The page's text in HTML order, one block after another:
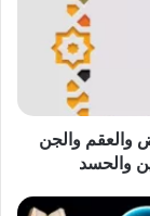
والعقم والجن
والحسد